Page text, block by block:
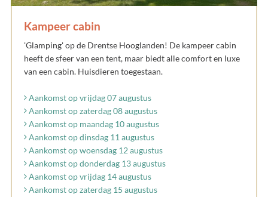
Kampeer cabin
'Glamping' op de Drentse Hooglanden! De kampeer cabin
heeft de sfeer van een tent, maar biedt alle comfort en luxe
van een cabin. Huisdieren toegestaan.
Aankomst op vrijdag 07 augustus
Aankomst op zaterdag 08 augustus
Aankomst op maandag 10 augustus
Aankomst op dinsdag 11 augustus
Aankomst op woensdag 12 augustus
Aankomst op donderdag 13 augustus
Aankomst op vrijdag 14 augustus
Aankomst op zaterdag 15 augustus